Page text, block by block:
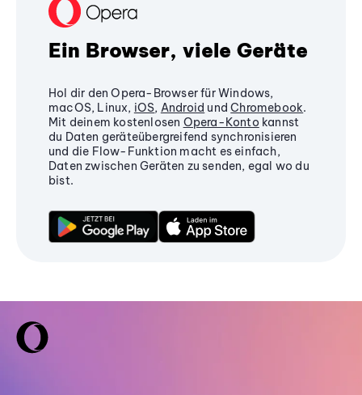
Ein Browser, viele Geräte
Hol dir den Opera-Browser für Windows,
macOS, Linux, iOS, Android undChromebook.
Mit deinem kostenlosen Opera-Konto kannst
du Daten geräteübergreifend synchronisieren
und die Flow-Funktion macht es einfach,
Daten zwischen Geräten zu senden, egal wo du
bist.